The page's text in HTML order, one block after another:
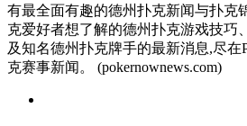
有最全面有趣的德州扑克新闻与扑克
克爱好者想了解的德州扑克游戏技巧
及知名德州扑克牌手的最新消息,尽在
克赛事新闻。 (pokernownews.com)